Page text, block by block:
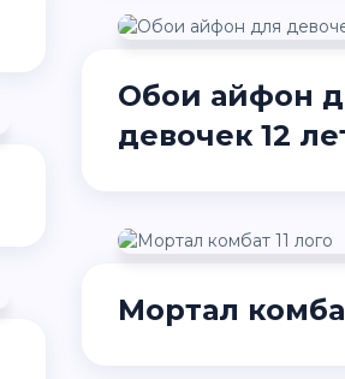
Обои айфон
девочек 12
Мортал